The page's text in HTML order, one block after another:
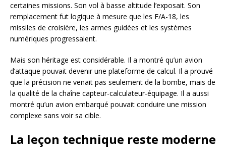
certaines missions. Son vol à basse altitude l’exposait. Son
remplacement fut logique à mesure que les F/A-18, les
missiles de croisière, les armes guidées et les systèmes
numériques progressaient.
Mais son héritage est considérable. Il a montré qu’un avion
d’attaque pouvait devenir une plateforme de calcul. Il a prouvé
que la précision ne venait pas seulement de la bombe, mais de
la qualité de la chaîne capteur-calculateur-équipage. Il a aussi
montré qu’un avion embarqué pouvait conduire une mission
complexe sans voir sa cible.
La leçon technique reste moderne